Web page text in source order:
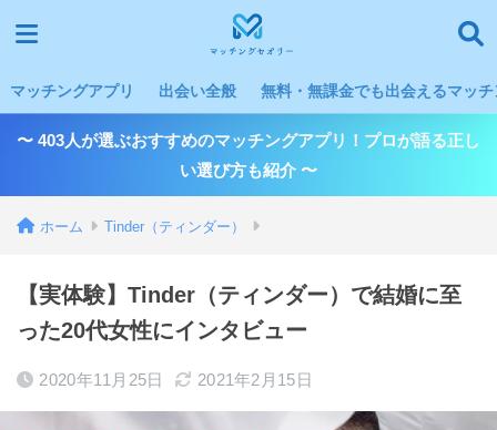
マッチングアプリ 出会い全般 無料・無課金でも出会えるマッ
〜 403人が選ぶおすすめのマッチングアプリ！プロが語る正し
い選び方も紹介 〜
ホーム Tinder（ティンダー）
【実体験】Tinder（ティンダー）で結婚に至
った20代女性にインタビュー
2020年11月25日 2021年2月15日